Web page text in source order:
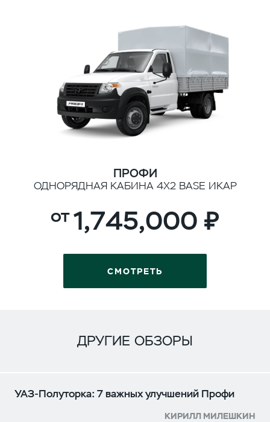
ПРОФИ
ОДНОРЯДНАЯ КАБИНА 4Х2 BASE ИКАР
1,745,000
СМОТРЕТЬ
ДРУГИЕ ОБЗОРЫ
УАЗ-Полуторка: 7 важных улучшений Профи
КИРИЛЛ МИЛЕШКИН